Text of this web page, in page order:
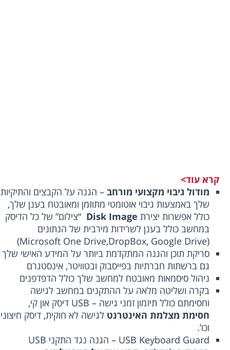
קרא עוד>
מודול גיבוי מקצועי מורחב– הגנה על הקבצים והתיקיות
שלך באמצעות גיבוי אוטומטי מתוזמן ומאובטח בענן שלך,
כולל אפשרות יצירתDisk Image“צילום” של כל הדיסק
במחשב כולל בענן לשרידות מירבית של הנתונים
סריקת תוכן והגנה המתקדמת ביותר על המידע האישי שלך
גם ברשתות חברתיות בפייסבוק ובטוויטר, אינסטגרם
ניהול סיסמאות מאובטח למחשב שלך כולל הדפדפנים
בקרה ושליטה מלאה על ההתקנים במחשב לגישה
וחסימתם כולל תיזמון זמני גישה – USB דיסק און קי,
חסימת מצלמת האינטרנטלגישה לא חוקית, דיסק חיצוני
וכו’.
USB Keyboard Guard – הגנה נגד התקני USB